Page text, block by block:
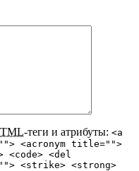
-теги и атрибуты: <a
<acronym title="">
<del
<strike> <strong>